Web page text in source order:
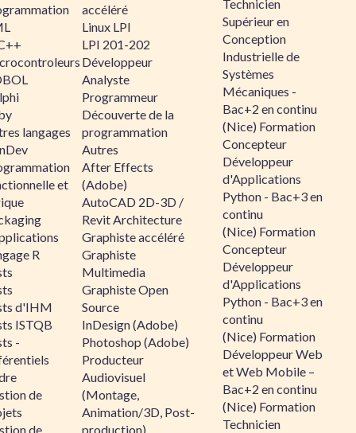
langages
et
R
d'IHM
ISTQB
-
de
de
accéléré
Linux LPI
LPI 201-202
Développeur
Analyste
Programmeur
Découverte de la
programmation
Autres
After Effects
(Adobe)
AutoCAD 2D-3D /
Revit Architecture
Graphiste accéléré
Graphiste
Multimedia
Graphiste Open
Source
InDesign (Adobe)
Photoshop (Adobe)
Producteur
Audiovisuel
(Montage,
Animation/3D, Post-
production)
Technicien
Supérieur en
Conception
Industrielle de
Systèmes
Mécaniques -
Bac+2 en continu
(Nice) Formation
Concepteur
Développeur
d'Applications
Python - Bac+3 en
continu
(Nice) Formation
Concepteur
Développeur
d'Applications
Python - Bac+3 en
continu
(Nice) Formation
Développeur Web
et Web Mobile –
Bac+2 en continu
(Nice) Formation
Technicien